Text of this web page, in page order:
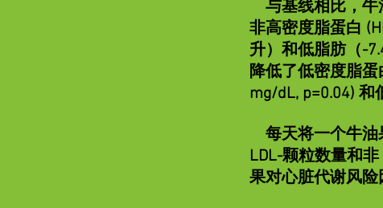
与基线相比，牛
非高密度脂蛋白
升）和低脂肪（-
降低了低密度脂
mg/dL, p=0.04) 和
每天将一个牛油
LDL-颗粒数量和
果对心脏代谢风险